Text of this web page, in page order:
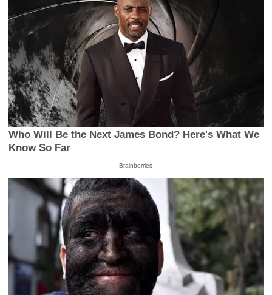
Who Will Be the Next James Bond? Here's What We
Know So Far
Brainberries